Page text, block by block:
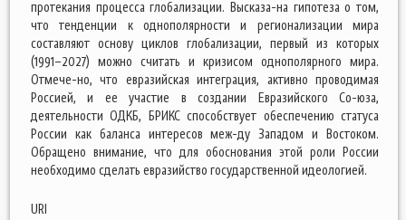
протекания процесса глобализации. Высказа-на гипотеза о том,
что тенденции к однополярности и регионализации мира
составляют основу циклов глобализации, первый из которых
(1991–2027) можно считать и кризисом однополярного мира.
Отмече-но, что евразийская интеграция, активно проводимая
Россией, и ее участие в создании Евразийского Со-юза,
деятельности ОДКБ, БРИКС способствует обеспечению статуса
России как баланса интересов меж-ду Западом и Востоком.
Обращено внимание, что для обоснования этой роли России
необходимо сделать евразийство государственной идеологией.
URI